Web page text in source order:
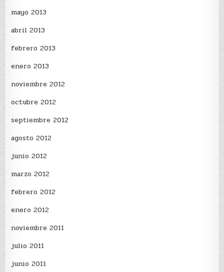
mayo 2013
abril 2013
febrero 2013
enero 2013
noviembre 2012
octubre 2012
septiembre 2012
agosto 2012
junio 2012
marzo 2012
febrero 2012
enero 2012
noviembre 2011
julio 2011
junio 2011